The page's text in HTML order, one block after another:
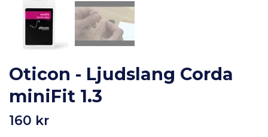
Oticon - Ljudslang Corda
miniFit 1.3
160 kr